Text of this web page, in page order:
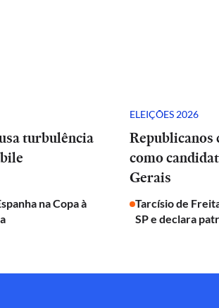
turbulência
na Copa à
ELEIÇÕES 2026
Republicanos
como
Gerais
Tarcísio de
SP e declara